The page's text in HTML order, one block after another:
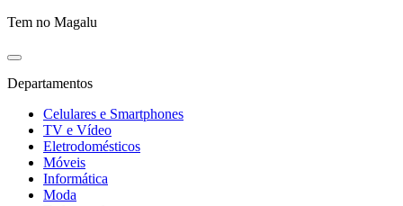
Tem no Magalu
Departamentos
Celulares e Smartphones
TV e Vídeo
Eletrodomésticos
Móveis
Informática
Moda